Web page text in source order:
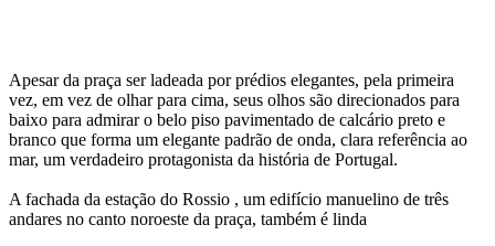
Apesar da praça ser ladeada por prédios elegantes, pela primeira
vez, em vez de olhar para cima, seus olhos são direcionados para
baixo para admirar o belo piso pavimentado de calcário preto e
branco que forma um elegante padrão de onda, clara referência ao
mar, um verdadeiro protagonista da história de Portugal.
A fachada da estação do Rossio , um edifício manuelino de três
andares no canto noroeste da praça, também é linda